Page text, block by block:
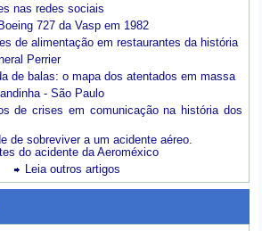
nas redes sociais
727 da Vasp em 1982
de alimentação em restaurantes da história
Perrier
de balas: o mapa dos atentados em massa
- São Paulo
de crises em comunicação na história dos
de sobreviver a um acidente aéreo.
do acidente da Aeroméxico
Leia outros artigos